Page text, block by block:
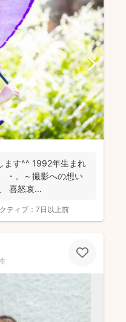
ます^^ 1992年生まれ
・。～撮影への想い
喜怒哀...
ティブ： 7日以上前